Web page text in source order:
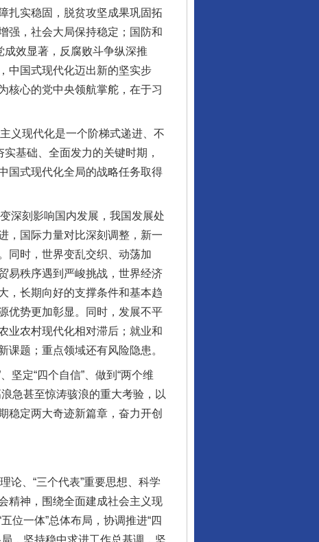
扎实稳固，脱贫攻坚成果巩固拓
强，社会大局保持稳定；国防和
成效显著，反腐败斗争纵深推
中国式现代化迈出新的坚实步
核心的党中央领航掌舵，在于习
义现代化是一个阶梯式递进、不
基础、全面发力的关键时期，
国式现代化全局的战略任务取得
深刻影响国内发展，我国发展处
，国际力量对比深刻调整，新一
同时，世界变乱交织、动荡加
易秩序遇到严峻挑战，世界经济
，长期向好的支撑条件和基本趋
优势更加彰显。同时，发展不平
业农村现代化相对滞后；就业和
题；重点领域还有风险隐患。
定“四个自信”、做到“两个维
急甚至惊涛骇浪的重大考验，以
稳定两大奇迹新篇章，奋力开创
、“三个代表”重要思想、科学
精神，围绕全面建成社会主义现
位一体”总体布局，协调推进“四
，坚持稳中求进工作总基调，坚